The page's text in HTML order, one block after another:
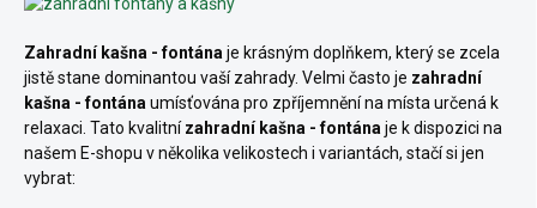
Zahradní kašna - fontána je krásným doplňkem, který se zcela
jistě stane dominantou vaší zahrady. Velmi často je zahradní
kašna - fontána umísťována pro zpříjemnění na místa určená k
relaxaci. Tato kvalitnízahradní kašna - fontána je k dispozici na
našem E-shopu v několika velikostech i variantách, stačí si jen
vybrat: